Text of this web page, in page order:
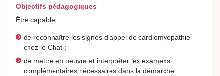
Objectifs pédagogiques
Être capable :
de reconnaître les signes d’appel de cardiomyopathie
chez le Chat ;
de mettre en oeuvre et interpréter les examens
complémentaires nécessaires dans la démarche